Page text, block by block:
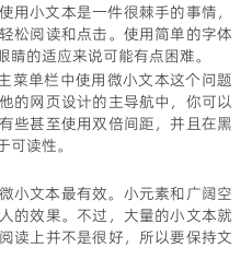
用小文本是一件很棘手的事情，
松阅读和点击。使用简单的字体
的适应来说可能有点困难。
菜单栏中使用微小文本这个问题
的网页设计的主导航中，你可以
些甚至使用双倍间距，并且在黑
读性。
小文本最有效。小元素和广阔空
的效果。不过，大量的小文本就
读上并不是很好，所以要保持文